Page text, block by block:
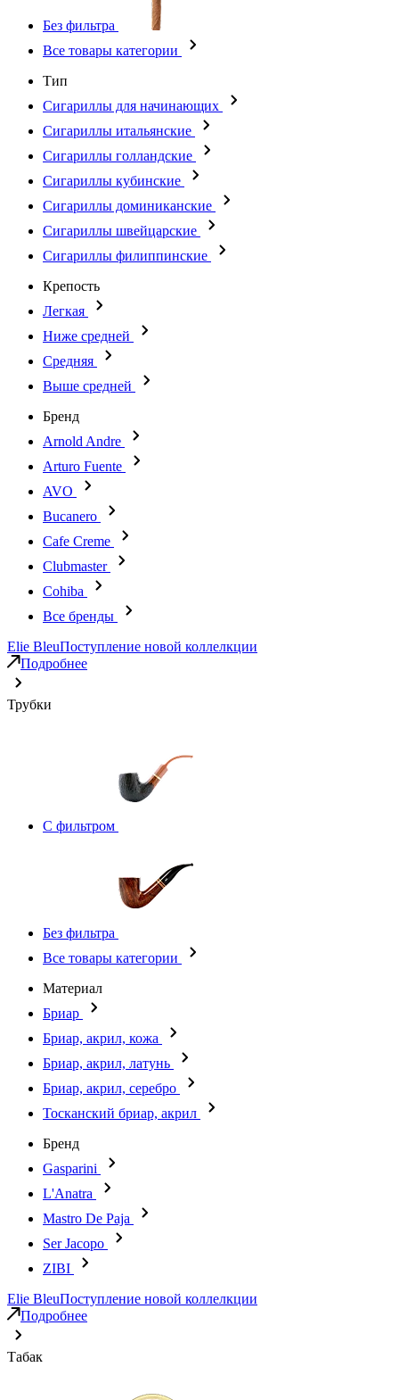
Без фильтра
Все товары категории
Тип
Сигариллы для начинающих
Сигариллы итальянские
Сигариллы голландские
Сигариллы кубинские
Сигариллы доминиканские
Сигариллы швейцарские
Сигариллы филиппинские
Крепость
Легкая
Ниже средней
Средняя
Выше средней
Бренд
Arnold Andre
Arturo Fuente
AVO
Bucanero
Cafe Creme
Clubmaster
Cohiba
Все бренды
Elie BleuПоступление новой коллелкции
Подробнее
Трубки
С фильтром
Без фильтра
Все товары категории
Материал
Бриар
Бриар, акрил, кожа
Бриар, акрил, латунь
Бриар, акрил, серебро
Тосканский бриар, акрил
Бренд
Gasparini
L'Anatra
Mastro De Paja
Ser Jacopo
ZIBI
Elie BleuПоступление новой коллелкции
Подробнее
Табак